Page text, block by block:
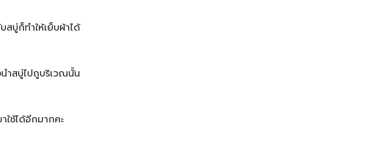
สบู่ก็ทำให้เย็บผ้าได้
ำสบู่ไปถูบริเวณนั้น
ใช้ได้อีกมากคะ